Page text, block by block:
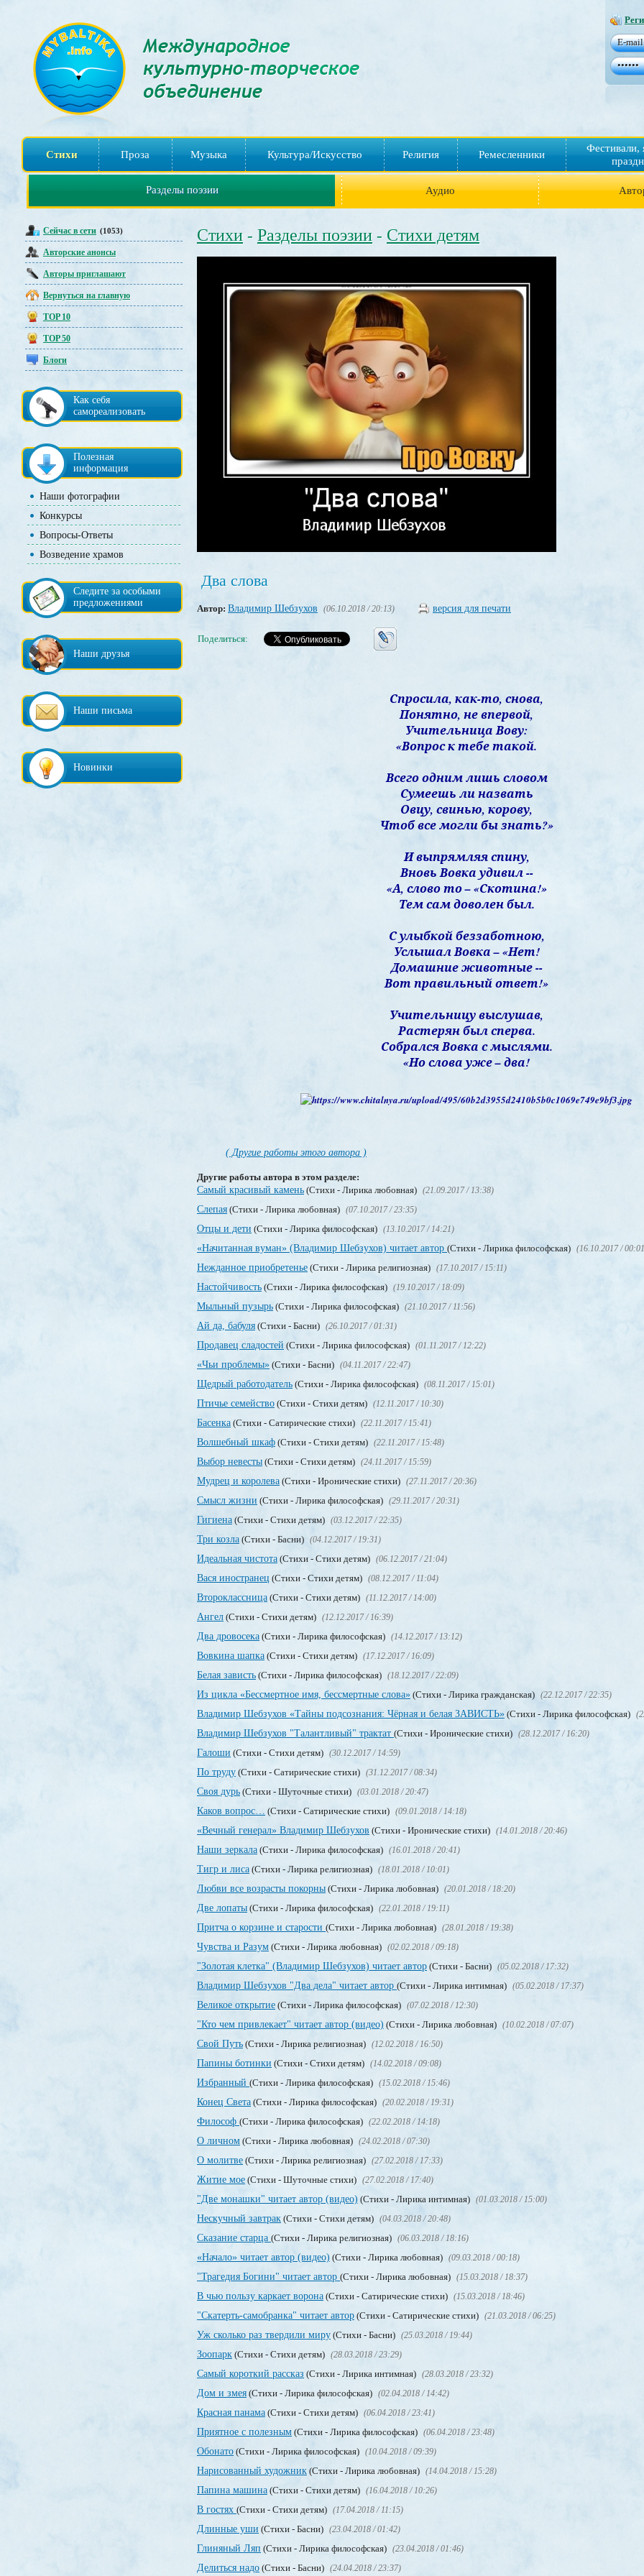
Стихи Проза Музыка Культура/Искусство Религия Ремесленники
Фестивали,
Разделы поэзии Аудио
Сейчас в сети (1053)
Авторские анонсы
Авторы приглашают
Вернуться на главную
TOP 10
TOP 50
Блоги
Как себя
самореализовать
Полезная
информация
Наши фотографии
Конкурсы
Вопросы-Ответы
Возведение храмов
Следите за особыми
предложениями
Наши друзья
Наши письма
Новинки
Стихи - Разделы поэзии - Стихи детям
Два слова
Автор: Владимир Шебзухов (06.10.2018 / 20:13) версия для печати
Поделиться:
Спросила, как-то, снова,
Понятно, не впервой,
Учительница Вову:
«Вопрос к тебе такой.
Всего одним лишь словом
Сумеешь ли назвать
Овцу, свинью, корову,
Чтоб все могли бы знать?»
И выпрямляя спину,
Вновь Вовка удивил --
«А, слово то – «Скотина!»
Тем сам доволен был.
С улыбкой беззаботною,
Услышал Вовка – «Нет!
Домашние животные --
Вот правильный ответ!»
Учительницу выслушав,
Растерян был сперва.
Собрался Вовка с мыслями.
«Но слова уже – два!
( Другие работы этого автора )
Другие работы автора в этом разделе:
Самый красивый камень (Стихи - Лирика любовная) (21.09.2017 / 13:38)
Слепая (Стихи - Лирика любовная) (07.10.2017 / 23:35)
Отцы и дети (Стихи - Лирика философская) (13.10.2017 / 14:21)
«Начитанная вуман» (Владимир Шебзухов) читает автор (Стихи - Лирика философская) (16.10.2017 /
Нежданное приобретенье (Стихи - Лирика религиозная) (17.10.2017 / 15:11)
Настойчивость (Стихи - Лирика философская) (19.10.2017 / 18:09)
Мыльный пузырь (Стихи - Лирика философская) (21.10.2017 / 11:56)
Ай да, бабуля (Стихи - Басни) (26.10.2017 / 01:31)
Продавец сладостей (Стихи - Лирика философская) (01.11.2017 / 12:22)
«Чьи проблемы» (Стихи - Басни) (04.11.2017 / 22:47)
Щедрый работодатель (Стихи - Лирика философская) (08.11.2017 / 15:01)
Птичье семейство (Стихи - Стихи детям) (12.11.2017 / 10:30)
Басенка (Стихи - Сатирические стихи) (22.11.2017 / 15:41)
Волшебный шкаф (Стихи - Стихи детям) (22.11.2017 / 15:48)
Выбор невесты (Стихи - Стихи детям) (24.11.2017 / 15:59)
Мудрец и королева (Стихи - Иронические стихи) (27.11.2017 / 20:36)
Смысл жизни (Стихи - Лирика философская) (29.11.2017 / 20:31)
Гигиена (Стихи - Стихи детям) (03.12.2017 / 22:35)
Три козла (Стихи - Басни) (04.12.2017 / 19:31)
Идеальная чистота (Стихи - Стихи детям) (06.12.2017 / 21:04)
Вася иностранец (Стихи - Стихи детям) (08.12.2017 / 11:04)
Второклассница (Стихи - Стихи детям) (11.12.2017 / 14:00)
Ангел (Стихи - Стихи детям) (12.12.2017 / 16:39)
Два дровосека (Стихи - Лирика философская) (14.12.2017 / 13:12)
Вовкина шапка (Стихи - Стихи детям) (17.12.2017 / 16:09)
Белая зависть (Стихи - Лирика философская) (18.12.2017 / 22:09)
Из цикла «Бессмертное имя, бессмертные слова» (Стихи - Лирика гражданская) (22.12.2017 / 22:35)
Владимир Шебзухов «Тайны подсознания: Чёрная и белая ЗАВИСТЬ» (Стихи - Лирика философская)
Владимир Шебзухов "Талантливый" трактат (Стихи - Иронические стихи) (28.12.2017 / 16:20)
Галоши (Стихи - Стихи детям) (30.12.2017 / 14:59)
По труду (Стихи - Сатирические стихи) (31.12.2017 / 08:34)
Своя дурь (Стихи - Шуточные стихи) (03.01.2018 / 20:47)
Каков вопрос… (Стихи - Сатирические стихи) (09.01.2018 / 14:18)
«Вечный генерал» Владимир Шебзухов (Стихи - Иронические стихи) (14.01.2018 / 20:46)
Наши зеркала (Стихи - Лирика философская) (16.01.2018 / 20:41)
Тигр и лиса (Стихи - Лирика религиозная) (18.01.2018 / 10:01)
Любви все возрасты покорны (Стихи - Лирика любовная) (20.01.2018 / 18:20)
Две лопаты (Стихи - Лирика философская) (22.01.2018 / 19:11)
Притча о корзине и старости (Стихи - Лирика любовная) (28.01.2018 / 19:38)
Чувства и Разум (Стихи - Лирика любовная) (02.02.2018 / 09:18)
"Золотая клетка" (Владимир Шебзухов) читает автор (Стихи - Басни) (05.02.2018 / 17:32)
Владимир Шебзухов "Два дела" читает автор (Стихи - Лирика интимная) (05.02.2018 / 17:37)
Великое открытие (Стихи - Лирика философская) (07.02.2018 / 12:30)
"Кто чем привлекает" читает автор (видео) (Стихи - Лирика любовная) (10.02.2018 / 07:07)
Свой Путь (Стихи - Лирика религиозная) (12.02.2018 / 16:50)
Папины ботинки (Стихи - Стихи детям) (14.02.2018 / 09:08)
Избранный (Стихи - Лирика философская) (15.02.2018 / 15:46)
Конец Света (Стихи - Лирика философская) (20.02.2018 / 19:31)
Философ (Стихи - Лирика философская) (22.02.2018 / 14:18)
О личном (Стихи - Лирика любовная) (24.02.2018 / 07:30)
О молитве (Стихи - Лирика религиозная) (27.02.2018 / 17:33)
Житие мое (Стихи - Шуточные стихи) (27.02.2018 / 17:40)
"Две монашки" читает автор (видео) (Стихи - Лирика интимная) (01.03.2018 / 15:00)
Нескучный завтрак (Стихи - Стихи детям) (04.03.2018 / 20:48)
Сказание старца (Стихи - Лирика религиозная) (06.03.2018 / 18:16)
«Начало» читает автор (видео) (Стихи - Лирика любовная) (09.03.2018 / 00:18)
"Трагедия Богини" читает автор (Стихи - Лирика любовная) (15.03.2018 / 18:37)
В чью пользу каркает ворона (Стихи - Сатирические стихи) (15.03.2018 / 18:46)
"Скатерть-самобранка" читает автор (Стихи - Сатирические стихи) (21.03.2018 / 06:25)
Уж сколько раз твердили миру (Стихи - Басни) (25.03.2018 / 19:44)
Зоопарк (Стихи - Стихи детям) (28.03.2018 / 23:29)
Самый короткий рассказ (Стихи - Лирика интимная) (28.03.2018 / 23:32)
Дом и змея (Стихи - Лирика философская) (02.04.2018 / 14:42)
Красная панама (Стихи - Стихи детям) (06.04.2018 / 23:41)
Приятное с полезным (Стихи - Лирика философская) (06.04.2018 / 23:48)
Обонато (Стихи - Лирика философская) (10.04.2018 / 09:39)
Нарисованный художник (Стихи - Лирика любовная) (14.04.2018 / 15:28)
Папина машина (Стихи - Стихи детям) (16.04.2018 / 10:26)
В гостях (Стихи - Стихи детям) (17.04.2018 / 11:15)
Длинные уши (Стихи - Басни) (23.04.2018 / 01:42)
Глиняный Ляп (Стихи - Лирика философская) (23.04.2018 / 01:46)
Делиться надо (Стихи - Басни) (24.04.2018 / 23:37)